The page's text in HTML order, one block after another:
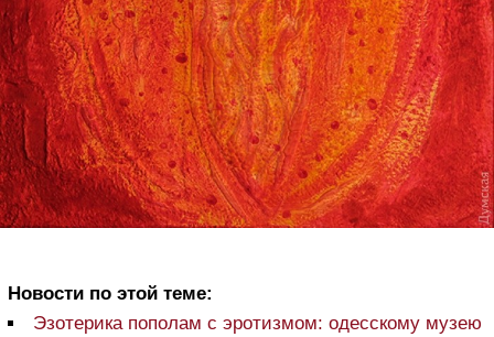
Новости по этой теме:
Эзотерика пополам с эротизмом: одесскому музею